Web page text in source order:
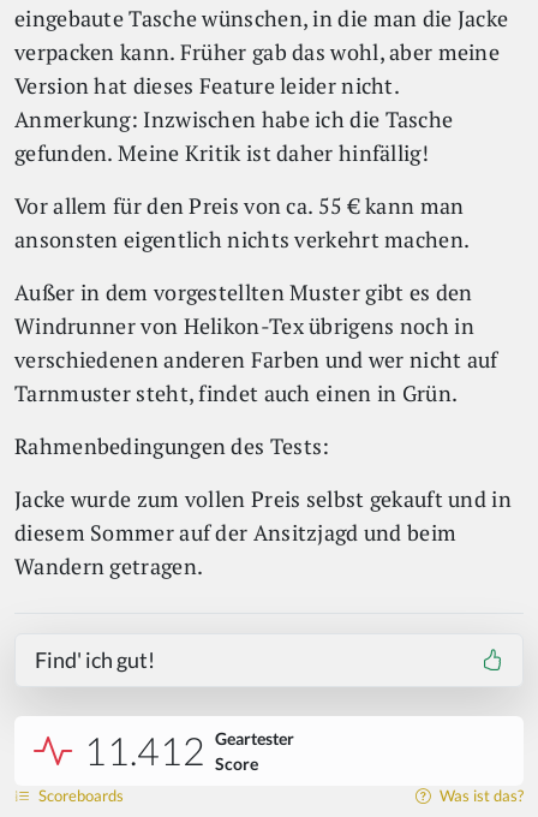
eingebaute Tasche wünschen, in die man die Jacke
verpacken kann. Früher gab das wohl, aber meine
Version hat dieses Feature leider nicht.
Anmerkung: Inzwischen habe ich die Tasche
gefunden. Meine Kritik ist daher hinfällig!
Vor allem für den Preis von ca. 55 € kann man
ansonsten eigentlich nichts verkehrt machen.
Außer in dem vorgestellten Muster gibt es den
Windrunner von Helikon-Tex übrigens noch in
verschiedenen anderen Farben und wer nicht auf
Tarnmuster steht, findet auch einen in Grün.
Rahmenbedingungen des Tests:
Jacke wurde zum vollen Preis selbst gekauft und in
diesem Sommer auf der Ansitzjagd und beim
Wandern getragen.
Find' ich gut!
11.412 Geartester
Score
Scoreboards Was ist das?